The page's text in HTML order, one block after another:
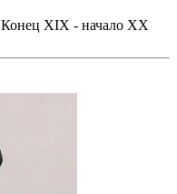
XIX - начало XX